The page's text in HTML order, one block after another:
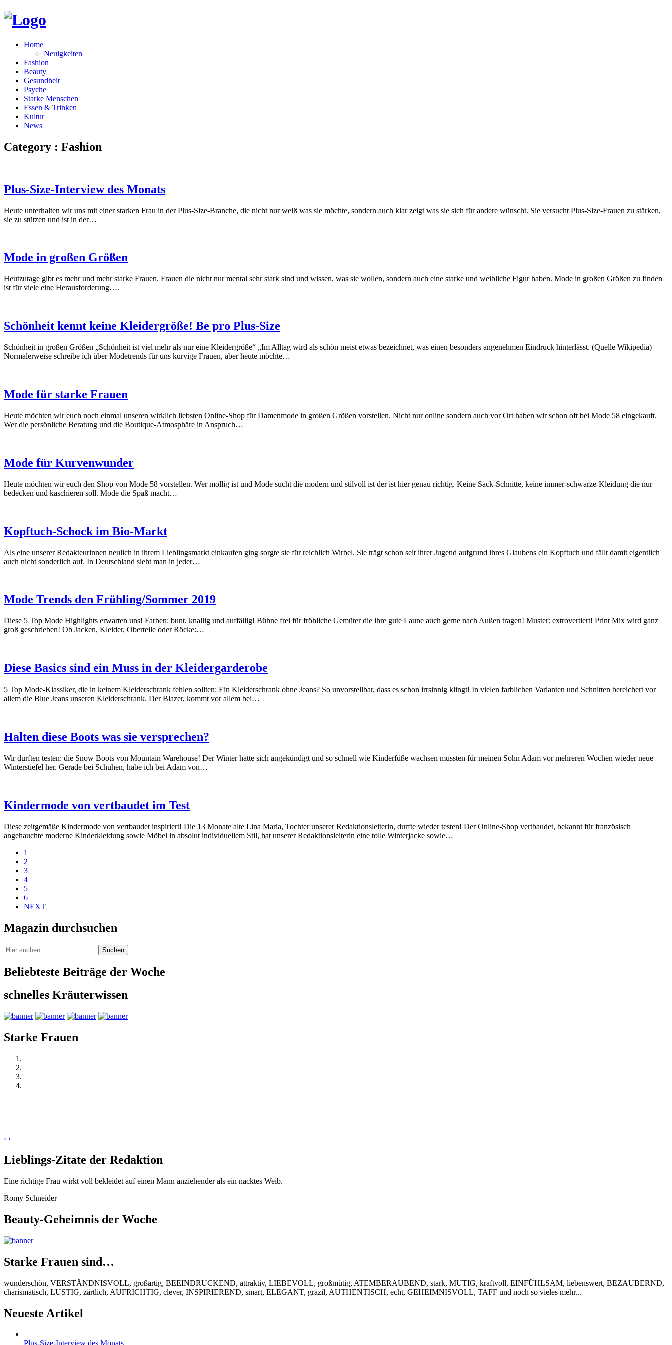
Home
Neuigkeiten
Fashion
Beauty
Gesundheit
Psyche
Starke Menschen
Essen & Trinken
Kultur
News
Category : Fashion
Plus-Size-Interview des Monats
Heute unterhalten wir uns mit einer starken Frau in der Plus-Size-Branche, die nicht nur weiß was sie möchte, sondern auch klar zeigt was sie sich für andere wünscht. Sie versucht Plus-Size-Frauen zu stärken,
sie zu stützen und ist in der…
Mode in großen Größen
Heutzutage gibt es mehr und mehr starke Frauen. Frauen die nicht nur mental sehr stark sind und wissen, was sie wollen, sondern auch eine starke und weibliche Figur haben. Mode in großen Größen zu finden
ist für viele eine Herausforderung….
Schönheit kennt keine Kleidergröße! Be pro Plus-Size
Schönheit in großen Größen „Schönheit ist viel mehr als nur eine Kleidergröße“ „Im Alltag wird als schön meist etwas bezeichnet, was einen besonders angenehmen Eindruck hinterlässt. (Quelle Wikipedia)
Normalerweise schreibe ich über Modetrends für uns kurvige Frauen, aber heute möchte…
Mode für starke Frauen
Heute möchten wir euch noch einmal unseren wirklich liebsten Online-Shop für Damenmode in großen Größen vorstellen. Nicht nur online sondern auch vor Ort haben wir schon oft bei Mode 58 eingekauft.
Wer die persönliche Beratung und die Boutique-Atmosphäre in Anspruch…
Mode für Kurvenwunder
Heute möchten wir euch den Shop von Mode 58 vorstellen. Wer mollig ist und Mode sucht die modern und stilvoll ist der ist hier genau richtig. Keine Sack-Schnitte, keine immer-schwarze-Kleidung die nur
bedecken und kaschieren soll. Mode die Spaß macht…
Kopftuch-Schock im Bio-Markt
Als eine unserer Redakteurinnen neulich in ihrem Lieblingsmarkt einkaufen ging sorgte sie für reichlich Wirbel. Sie trägt schon seit ihrer Jugend aufgrund ihres Glaubens ein Kopftuch und fällt damit eigentlich
auch nicht sonderlich auf. In Deutschland sieht man in jeder…
Mode Trends den Frühling/Sommer 2019
Diese 5 Top Mode Highlights erwarten uns! Farben: bunt, knallig und auffällig! Bühne frei für fröhliche Gemüter die ihre gute Laune auch gerne nach Außen tragen! Muster: extrovertiert! Print Mix wird ganz
groß geschrieben! Ob Jacken, Kleider, Oberteile oder Röcke:…
Diese Basics sind ein Muss in der Kleidergarderobe
5 Top Mode-Klassiker, die in keinem Kleiderschrank fehlen sollten: Ein Kleiderschrank ohne Jeans? So unvorstellbar, dass es schon irrsinnig klingt! In vielen farblichen Varianten und Schnitten bereichert vor
allem die Blue Jeans unseren Kleiderschrank. Der Blazer, kommt vor allem bei…
Halten diese Boots was sie versprechen?
Wir durften testen: die Snow Boots von Mountain Warehouse! Der Winter hatte sich angekündigt und so schnell wie Kinderfüße wachsen mussten für meinen Sohn Adam vor mehreren Wochen wieder neue
Winterstiefel her. Gerade bei Schuhen, habe ich bei Adam von…
Kindermode von vertbaudet im Test
Diese zeitgemäße Kindermode von vertbaudet inspiriert! Die 13 Monate alte Lina Maria, Tochter unserer Redaktionsleiterin, durfte wieder testen! Der Online-Shop vertbaudet, bekannt für französisch
angehauchte moderne Kinderkleidung sowie Möbel in absolut individuellem Stil, hat unserer Redaktionsleiterin eine tolle Winterjacke sowie…
1
2
3
4
5
6
NEXT
Magazin durchsuchen
Suchen
Beliebteste Beiträge der Woche
schnelles Kräuterwissen
Starke Frauen
‹ ›
Lieblings-Zitate der Redaktion
Eine richtige Frau wirkt voll bekleidet auf einen Mann anziehender als ein nacktes Weib.
Romy Schneider
Beauty-Geheimnis der Woche
Starke Frauen sind…
wunderschön, VERSTÄNDNISVOLL, großartig, BEEINDRUCKEND, attraktiv, LIEBEVOLL, großmütig, ATEMBERAUBEND, stark, MUTIG, kraftvoll, EINFÜHLSAM, liebenswert, BEZAUBERND,
charismatisch, LUSTIG, zärtlich, AUFRICHTIG, clever, INSPIRIEREND, smart, ELEGANT, grazil, AUTHENTISCH, echt, GEHEIMNISVOLL, TAFF und noch so vieles mehr...
Neueste Artikel